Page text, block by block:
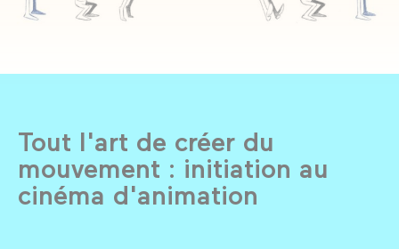
Tout l'art de créer du
mouvement : initiation au
cinéma d'animation